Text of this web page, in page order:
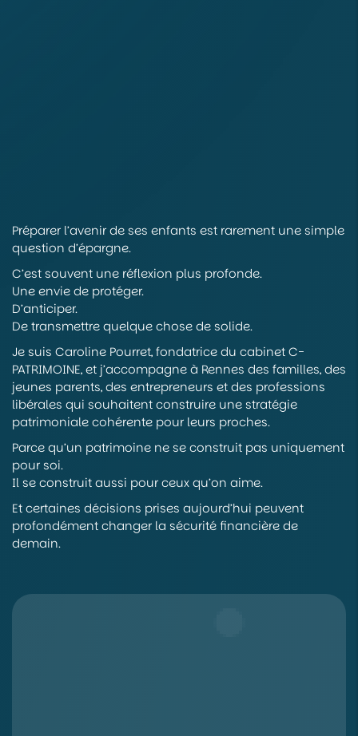
Préparer l’avenir de ses enfants est rarement une simple
question d’épargne.
C’est souvent une réflexion plus profonde.
Une envie de protéger.
D’anticiper.
De transmettre quelque chose de solide.
Je suis Caroline Pourret, fondatrice du cabinet C-
PATRIMOINE, et j’accompagne à Rennes des familles, des
jeunes parents, des entrepreneurs et des professions
libérales qui souhaitent construire une stratégie
patrimoniale cohérente pour leurs proches.
Parce qu’un patrimoine ne se construit pas uniquement
pour soi.
Il se construit aussi pour ceux qu’on aime.
Et certaines décisions prises aujourd’hui peuvent
profondément changer la sécurité financière de
demain.